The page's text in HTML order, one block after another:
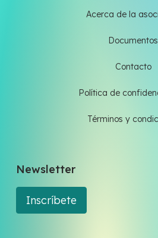
Acerca de la
Documentos
Contacto
Política de
Términos y
Newsletter
Inscríbete